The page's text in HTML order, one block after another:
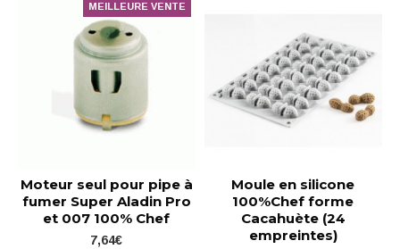
MEILLEURE VENTE
Moteur seul pour pipe à
fumer Super Aladin Pro
et 007 100% Chef
7,64€
Moule en silicone
100%Chef forme
Cacahuète (24
empreintes)